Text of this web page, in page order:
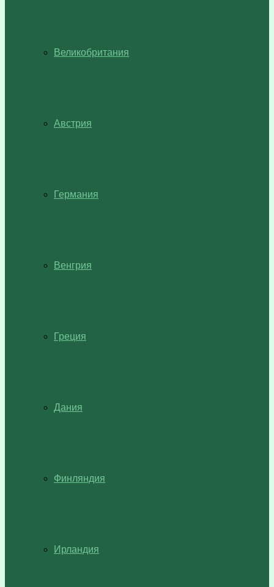
Великобритания
Австрия
Германия
Венгрия
Греция
Дания
Финляндия
Ирландия